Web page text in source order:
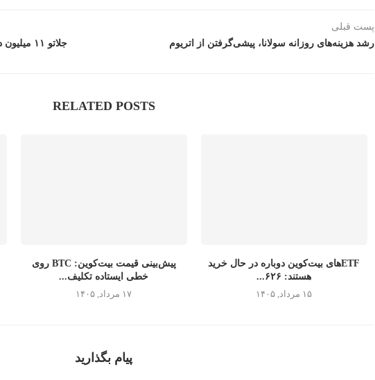
پست قبلی
رشد هزینه‌های روزانه سولانا، پیشی‌گرفتن از اتریوم
RELATED POSTS
پیش‌بینی قیمت بیت‌کوین: BTC روی
خطی ایستاده تکلیف...
۱۷ مرداد, ۱۴۰۵
ETFهای بیت‌کوین دوباره در حال خرید
هستند: ۶۲۶...
۱۵ مرداد, ۱۴۰۵
پیام بگذارید